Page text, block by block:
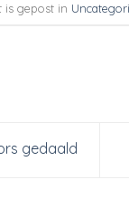
is gepost in
gedaald